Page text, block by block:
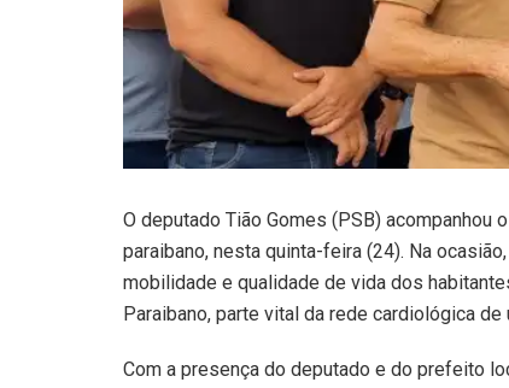
O deputado Tião Gomes (PSB) acompanhou
paraibano, nesta quinta-feira (24). Na
mobilidade e qualidade de vida dos
Paraibano, parte vital da rede cardiológica de
Com a presença do deputado e do prefeito